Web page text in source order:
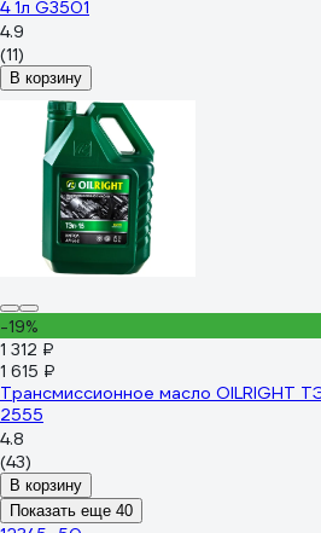
4 1л G3501
4.9
(11)
В корзину
-19%
1 312 ₽
1 615 ₽
Трансмиссионное масло OILRIGHT
2555
4.8
(43)
В корзину
Показать еще 40